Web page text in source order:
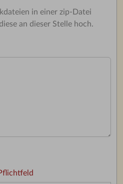
in einer zip-Datei
an dieser Stelle hoch.